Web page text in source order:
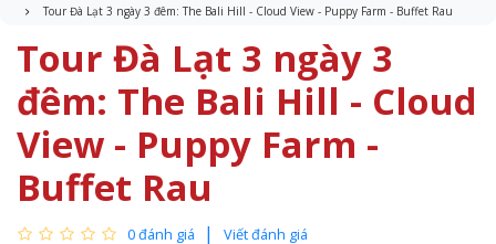
Tour Đà Lạt 3 ngày 3 đêm: The Bali Hill - Cloud View - Puppy Farm - Buffet Rau
Tour Đà Lạt 3 ngày 3
đêm: The Bali Hill - Cloud
View - Puppy Farm -
Buffet Rau
0 đánh giá Viết đánh giá